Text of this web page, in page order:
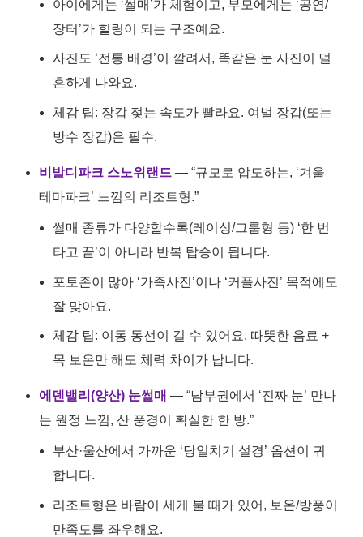
아이에게는 ‘썰매’가 체험이고, 부모에게는 ‘공연/
장터’가 힐링이 되는 구조예요.
사진도 ‘전통 배경’이 깔려서, 똑같은 눈 사진이 덜
흔하게 나와요.
체감 팁: 장갑 젖는 속도가 빨라요. 여벌 장갑(또는
방수 장갑)은 필수.
비발디파크 스노위랜드— “규모로 압도하는, ‘겨울
테마파크’ 느낌의 리조트형.”
썰매 종류가 다양할수록(레이싱/그룹형 등) ‘한 번
타고 끝’이 아니라 반복 탑승이 됩니다.
포토존이 많아 ‘가족사진’이나 ‘커플사진’ 목적에도
잘 맞아요.
체감 팁: 이동 동선이 길 수 있어요. 따뜻한 음료 +
목 보온만 해도 체력 차이가 납니다.
에덴밸리(양산) 눈썰매 — “남부권에서 ‘진짜 눈’ 만나
는 원정 느낌, 산 풍경이 확실한 한 방.”
부산·울산에서 가까운 ‘당일치기 설경’ 옵션이 귀
합니다.
리조트형은 바람이 세게 불 때가 있어, 보온/방풍이
만족도를 좌우해요.